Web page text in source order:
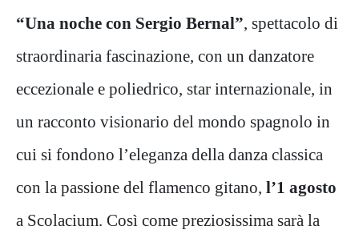
“Una noche con Sergio Bernal” , spettacolo di
straordinaria fascinazione, con un danzatore
eccezionale e poliedrico, star internazionale, in
un racconto visionario del mondo spagnolo in
cui si fondono l’eleganza della danza classica
con la passione del flamenco gitano, l’1 agosto
a Scolacium. Così come preziosissima sarà la